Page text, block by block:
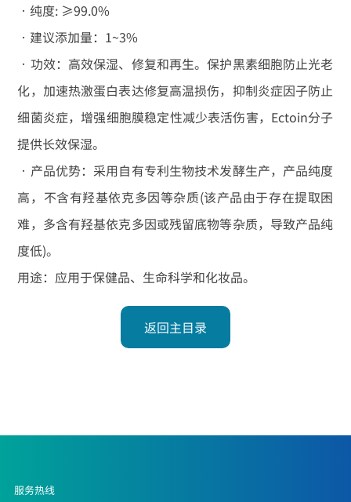
•纯度: ≥99.0%
•建议添加量：1~3%
•功效：高效保湿、修复和再生。保护黑素细胞防止光老
化，加速热激蛋白表达修复高温损伤，抑制炎症因子防止
细菌炎症，增强细胞膜稳定性减少表活伤害，Ectoin分子
提供长效保湿。
•产品优势：采用自有专利生物技术发酵生产，产品纯度
高，不含有羟基依克多因等杂质(该产品由于存在提取困
难，多含有羟基依克多因或残留底物等杂质，导致产品纯
度低)。
用途：应用于保健品、生命科学和化妆品。
返回主目录
服务热线